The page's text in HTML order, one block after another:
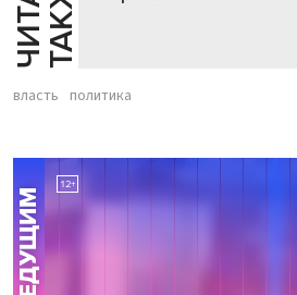
власть политика